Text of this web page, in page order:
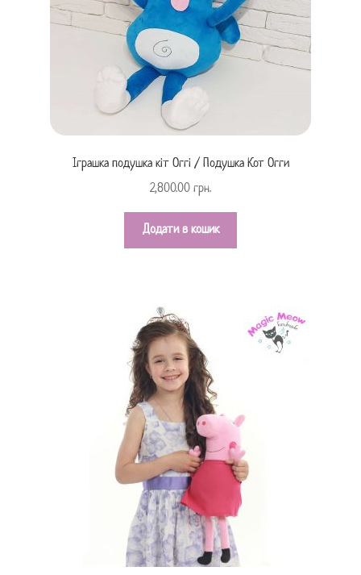
Іграшка подушка кіт Оггі / Подушка Кот Огги
2,800.00 грн.
Додати в кошик